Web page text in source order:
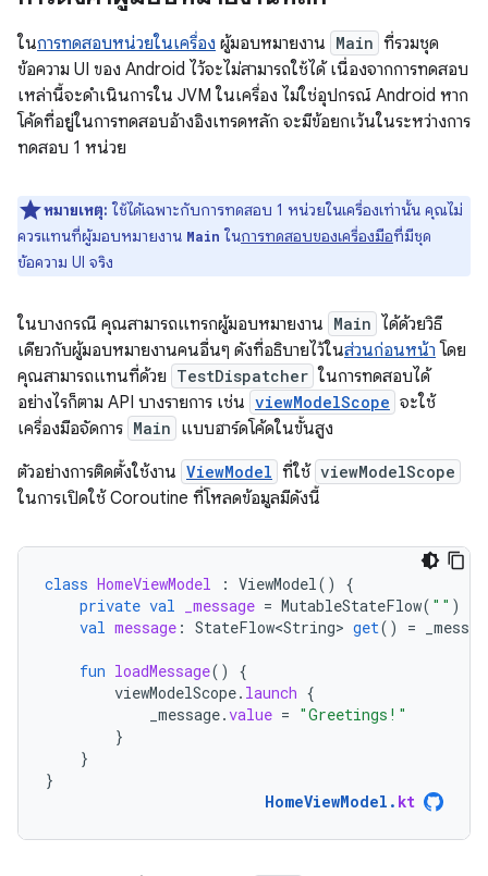
ในการทดสอบหน่วยในเครื่อง ผู้มอบหมายงาน Main ที่รวมชุด
ข้อความ UI ของ Android ไว้จะไม่สามารถใช้ได้ เนื่องจากการทดสอบ
เหล่านี้จะดำเนินการใน JVM ในเครื่อง ไม่ใช่อุปกรณ์ Android หาก
โค้ดที่อยู่ในการทดสอบอ้างอิงเทรดหลัก จะมีข้อยกเว้นในระหว่างการ
ทดสอบ 1 หน่วย
หมายเหตุ: ใช้ได้เฉพาะกับการทดสอบ 1 หน่วยในเครื่องเท่านั้น คุณไม่
ควรแทนที่ผู้มอบหมายงาน Main ในการทดสอบของเครื่องมือที่มีชุด
ข้อความ UI จริง
ในบางกรณี คุณสามารถแทรกผู้มอบหมายงาน Main ได้ด้วยวิธี
เดียวกับผู้มอบหมายงานคนอื่นๆ ดังที่อธิบายไว้ในส่วนก่อนหน้า โดย
คุณสามารถแทนที่ด้วย TestDispatcher ในการทดสอบได้
อย่างไรก็ตาม API บางรายการ เช่น viewModelScope จะใช้
เครื่องมือจัดการ Main แบบฮาร์ดโค้ดในขั้นสูง
ตัวอย่างการติดตั้งใช้งาน ViewModel ที่ใช้ viewModelScope
ในการเปิดใช้ Coroutine ที่โหลดข้อมูลมีดังนี้
class HomeViewModel : ViewModel()
{
private val _message = MutableStateFlow( "" )
val message : StateFlow<String> get() =
fun loadMessage()
{
viewModelScope. launch {
_message.value = "Greetings!"
}
}
}
HomeViewModel . kt